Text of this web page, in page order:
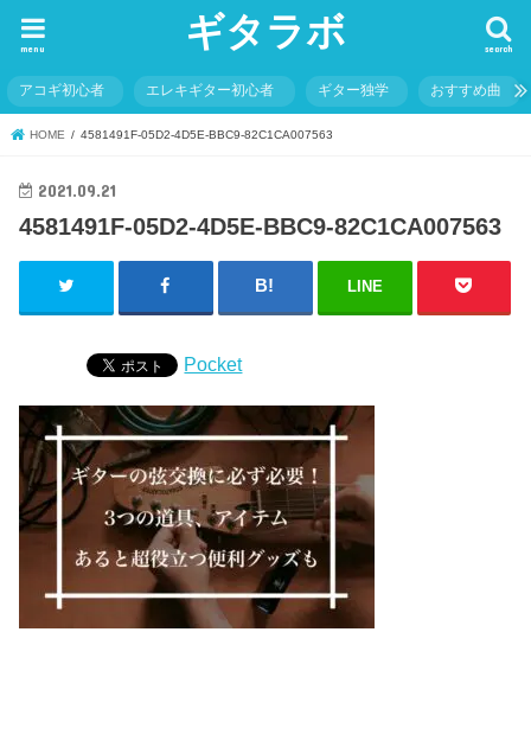
ギタラボ search
menu
アコギ初心者 エレキギター初心者 ギター独学 おすすめ曲
HOME 4581491F-05D2-4D5E-BBC9-82C1CA007563
2021.09.21
4581491F-05D2-4D5E-BBC9-82C1CA007563
LINE
Pocket